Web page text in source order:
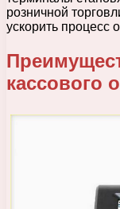
розничной
ускорить процесс
кассового